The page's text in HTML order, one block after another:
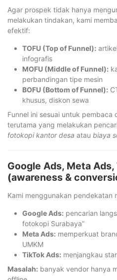
Agar prospek tidak hanya
melakukan tindakan, kami
efektif:
TOFU (Top of Funnel):
infografis
MOFU (Middle of Funnel):
perbandingan tipe mesin
BOFU (Bottom of Funnel):
khusus, diskon sewa
Funnel ini sesuai untuk pembaca
terutama yang melakukan
fotokopi kantor desa atau biaya
Google Ads, Meta Ads,
(awareness &
Kami menggunakan pendekatan
Google Ads: pencarian
fotokopi Surabaya”
Meta Ads: memperkuat
UMKM
TikTok Ads: menjangkau
Masalah: banyak vendor hanya